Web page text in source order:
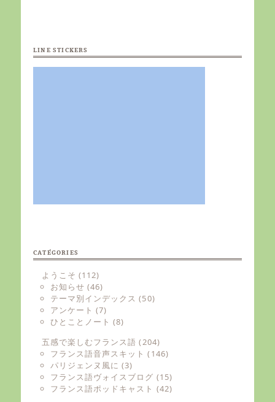
LINE STICKERS
CATÉGORIES
ようこそ (112)
お知らせ (46)
テーマ別インデックス (50)
アンケート (7)
ひとことノート (8)
五感で楽しむフランス語 (204)
フランス語音声スキット (146)
パリジェンヌ風に (3)
フランス語ヴォイスブログ (15)
フランス語ポッドキャスト (42)